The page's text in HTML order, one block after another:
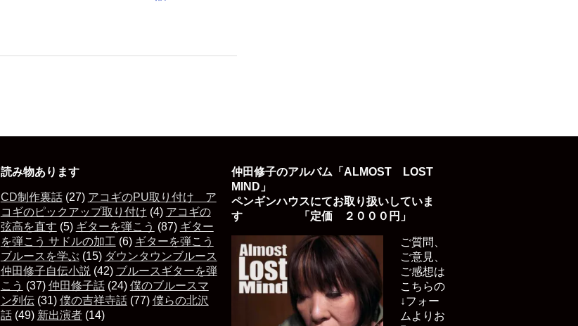
読み物あります
CD制作裏話(27) アコギのPU取り付け ア
コギのピックアップ取り付け (4) アコギの
弦高を直す (5) ギターを弾こう (87) ギター
を弾こう サドルの加工 (6) ギターを弾こう
ブルースを学ぶ (15) ダウンタウンブルース
仲田修子自伝小説 (42) ブルースギターを弾
こう (37) 仲田修子話(24) 僕のブルースマ
ン列伝(31) 僕の吉祥寺話(77) 僕らの北沢
話(49) 新出演者(14)
仲田修子のアルバム「ALMOST LOST
MIND」
ペンギンハウスにてお取り扱いしていま
す 「定価 ２０００円」
ご質問、
ご意見、
ご感想は
こちらの
↓フォー
ムよりお